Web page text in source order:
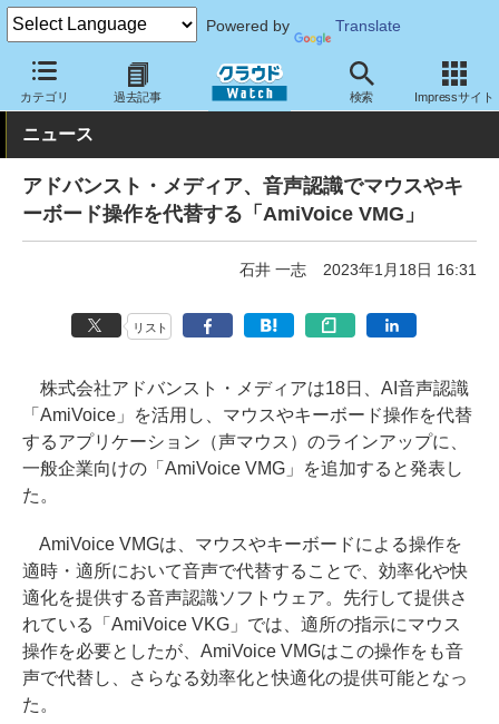
Powered by Translate
カテゴリ 過去記事 検索 Impressサイト
クラウド Watch サービス・ソフト ソフトウェア アプリケー
ニュース
アドバンスト・メディア、音声認識でマウスやキ
ーボード操作を代替する「AmiVoice VMG」
石井 一志 2023年1月18日 16:31
リスト
株式会社アドバンスト・メディアは18日、AI音声認識
「AmiVoice」を活用し、マウスやキーボード操作を代替
するアプリケーション（声マウス）のラインアップに、
一般企業向けの「AmiVoice VMG」を追加すると発表し
た。
AmiVoice VMGは、マウスやキーボードによる操作を
適時・適所において音声で代替することで、効率化や快
適化を提供する音声認識ソフトウェア。先行して提供さ
れている「AmiVoice VKG」では、適所の指示にマウス
操作を必要としたが、AmiVoice VMGはこの操作をも音
声で代替し、さらなる効率化と快適化の提供可能となっ
た。